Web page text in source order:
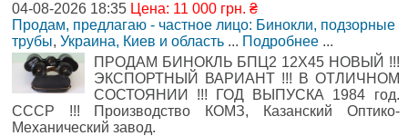
04-08-2026 18:35 Цена: 11 000 грн. ₴
Продам, предлагаю - частное лицо: Бинокли, подзорные
трубы, Украина, Киев и область ... Подробнее ...
ПРОДАМ БИНОКЛЬ БПЦ2 12Х45 НОВЫЙ !!!
ЭКСПОРТНЫЙ ВАРИАНТ !!! В ОТЛИЧНОМ
СОСТОЯНИИ !!! ГОД ВЫПУСКА 1984 год.
СССР !!! Производство КОМЗ, Казанский Оптико-
Механический завод.